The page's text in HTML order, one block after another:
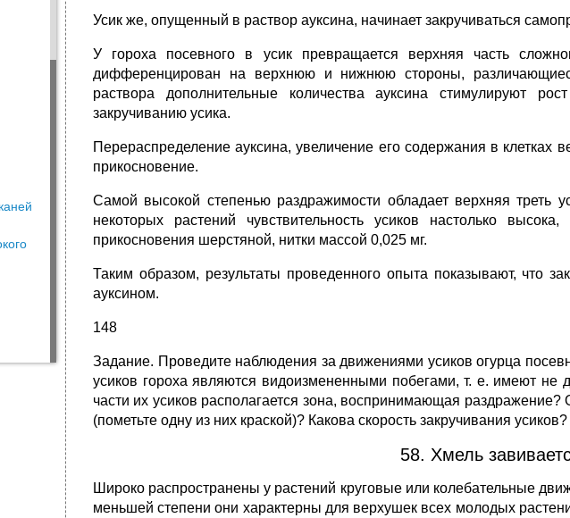
Усик же, опущенный в раствор ауксина, начинает закручиваться
У гороха посевного в усик превращается верхняя часть
дифференцирован на верхнюю и нижнюю стороны,
раствора дополнительные количества ауксина стимулируют
закручиванию усика.
Перераспределение ауксина, увеличение его содержания в клетках
прикосно­вение.
Самой высокой степенью раздражимо­сти обладает верхняя треть
некоторых растений чувствительность усиков настолько
прикосновения шерстяной, нитки массой 0,025 мг.
Таким образом, результаты проведенного опыта показывают, что
ауксином.
148
Задание. Проведите наблюдения за движениями усиков огурца
усиков гороха являются видоизмененными побегами, т. е. имеют
части их усиков распола­гается зона, воспринимающая раздражение?
(пометьте одну из них краской)? Ка­кова скорость закручивания усиков?
58. Хмель
Широко распространены у растений кру­говые или колебательные
меньшей степени они характерны для верхушек всех молодых